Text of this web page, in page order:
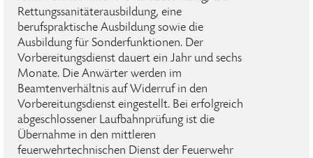
Rettungssanitäterausbildung, eine
berufspraktische Ausbildung sowie die
Ausbildung für Sonderfunktionen. Der
Vorbereitungsdienst dauert ein Jahr und sechs
Monate. Die Anwärter werden im
Beamtenverhältnis auf Widerruf in den
Vorbereitungsdienst eingestellt. Bei erfolgreich
abgeschlossener Laufbahnprüfung ist die
Übernahme in den mittleren
feuerwehrtechnischen Dienst der Feuerwehr